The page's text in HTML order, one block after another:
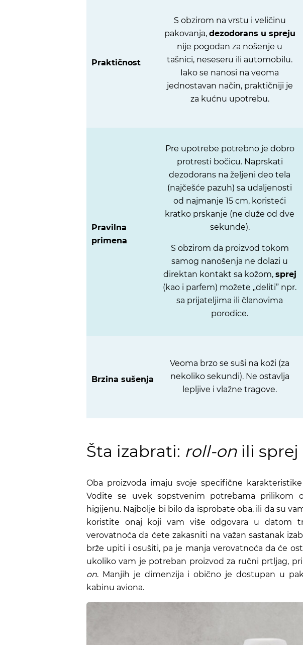
Praktičnost
S obzirom na vrstu i veličinu
pakovanja, dezodorans u spreju
nije pogodan za nošenje u
tašnici, neseseru ili automobilu.
Iako se nanosi na veoma
jednostavan način, praktičniji je
za kućnu upotrebu.
Pravilna
primena
Pre upotrebe potrebno je dobro
protresti bočicu. Naprskati
dezodorans na željeni deo tela
(najčešće pazuh) sa udaljenosti
od najmanje 15 cm, koristeći
kratko prskanje (ne duže od dve
sekunde).
S obzirom da proizvod tokom
samog nanošenja ne dolazi u
direktan kontakt sa kožom, sprej
(kao i parfem) možete „deliti” npr.
sa prijateljima ili članovima
porodice.
Brzina sušenja
Veoma brzo se suši na koži (za
nekoliko sekundi). Ne ostavlja
lepljive i vlažne tragove.
Šta izabrati: roll-on ili sprej
Oba proizvoda imaju svoje specifične
Vodite se uvek sopstvenim potrebama prilikom
higijenu. Najbolje bi bilo da isprobate oba, ili da su
koristite onaj koji vam više odgovara u datom
verovatnoća da ćete zakasniti na važan sastanak
brže upiti i osušiti, pa je manja verovatnoća da će
ukoliko vam je potreban proizvod za ručni prtljag,
on. Manjih je dimenzija i obično je dostupan u
kabinu aviona.